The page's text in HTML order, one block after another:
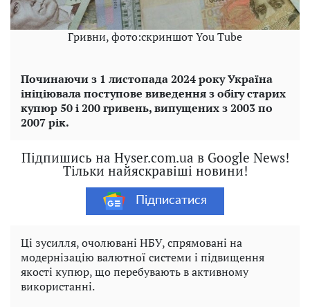
Гривни, фото:скриншот You Tube
Починаючи з 1 листопада 2024 року Україна
ініціювала поступове виведення з обігу старих
купюр 50 і 200 гривень, випущених з 2003 по
2007 рік.
Підпишись на Hyser.com.ua в Google News!
Тільки найяскравіші новини!
Підписатися
Ці зусилля, очолювані НБУ, спрямовані на
модернізацію валютної системи і підвищення
якості купюр, що перебувають в активному
використанні.